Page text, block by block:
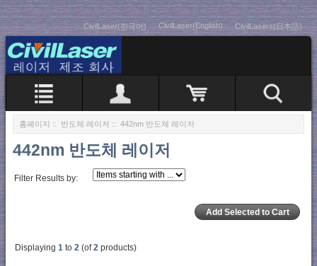
CivilLaser(한국어) CivilLaser(English) CivilLasers(日本語)
홈페이지 :: 반도체 레이저 :: 442nm 반도체 레이저
442nm 반도체 레이저
Filter Results by:
Displaying 1 to 2 (of2 products)